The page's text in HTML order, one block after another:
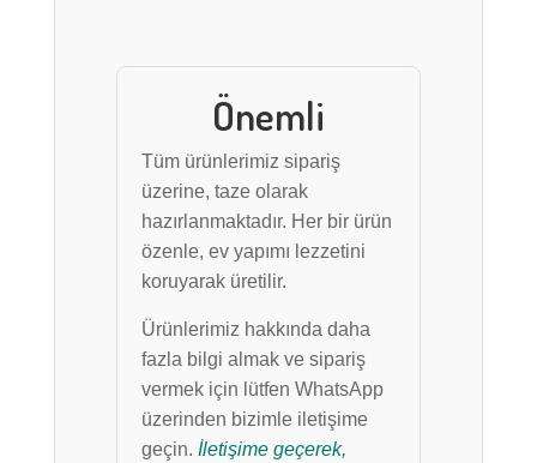
Önemli
Tüm ürünlerimiz sipariş
üzerine, taze olarak
hazırlanmaktadır. Her bir ürün
özenle, ev yapımı lezzetini
koruyarak üretilir.
Ürünlerimiz hakkında daha
fazla bilgi almak ve sipariş
vermek için lütfen WhatsApp
üzerinden bizimle iletişime
geçin.İletişime geçerek,